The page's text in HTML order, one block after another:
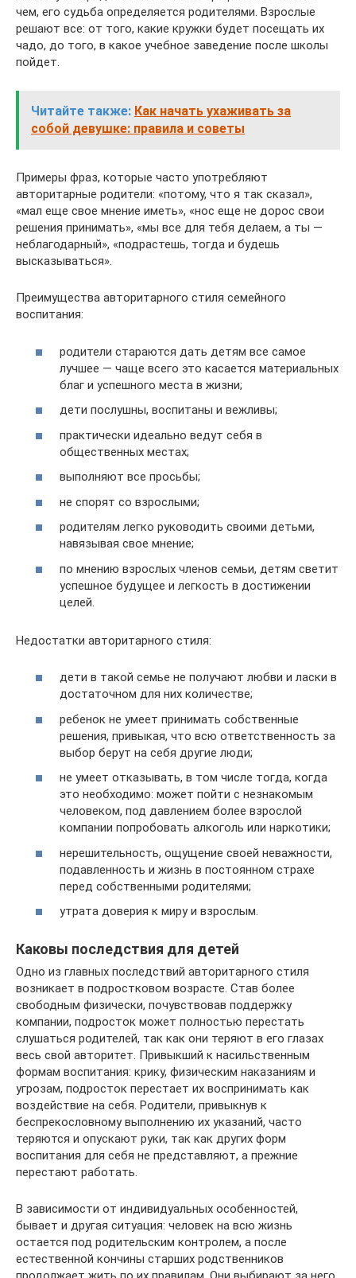
чем, его судьба определяется родителями. Взрослые
решают все: от того, какие кружки будет посещать их
чадо, до того, в какое учебное заведение после школы
пойдет.
Читайте также: Как начать ухаживать за
собой девушке: правила и советы
Примеры фраз, которые часто употребляют
авторитарные родители: «потому, что я так сказал»,
«мал еще свое мнение иметь», «нос еще не дорос свои
решения принимать», «мы все для тебя делаем, а ты —
неблагодарный», «подрастешь, тогда и будешь
высказываться».
Преимущества авторитарного стиля семейного
воспитания:
родители стараются дать детям все самое
лучшее — чаще всего это касается материальных
благ и успешного места в жизни;
дети послушны, воспитаны и вежливы;
практически идеально ведут себя в
общественных местах;
выполняют все просьбы;
не спорят со взрослыми;
родителям легко руководить своими детьми,
навязывая свое мнение;
по мнению взрослых членов семьи, детям светит
успешное будущее и легкость в достижении
целей.
Недостатки авторитарного стиля:
дети в такой семье не получают любви и ласки в
достаточном для них количестве;
ребенок не умеет принимать собственные
решения, привыкая, что всю ответственность за
выбор берут на себя другие люди;
не умеет отказывать, в том числе тогда, когда
это необходимо: может пойти с незнакомым
человеком, под давлением более взрослой
компании попробовать алкоголь или наркотики;
нерешительность, ощущение своей неважности,
подавленность и жизнь в постоянном страхе
перед собственными родителями;
утрата доверия к миру и взрослым.
Каковы последствия для детей
Одно из главных последствий авторитарного стиля
возникает в подростковом возрасте. Став более
свободным физически, почувствовав поддержку
компании, подросток может полностью перестать
слушаться родителей, так как они теряют в его глазах
весь свой авторитет. Привыкший к насильственным
формам воспитания: крику, физическим наказаниям и
угрозам, подросток перестает их воспринимать как
воздействие на себя. Родители, привыкнув к
беспрекословному выполнению их указаний, часто
теряются и опускают руки, так как других форм
воспитания для себя не представляют, а прежние
перестают работать.
В зависимости от индивидуальных особенностей,
бывает и другая ситуация: человек на всю жизнь
остается под родительским контролем, а после
естественной кончины старших родственников